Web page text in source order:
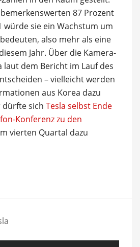
87 Prozent
würde sie ein Wachstum um
also mehr als eine
Jahr. Über die Kamera-
laut dem Bericht im Lauf des
– vielleicht werden
aus Korea dazu
sich Tesla selbst Ende
Konferenz zu den
vierten Quartal dazu